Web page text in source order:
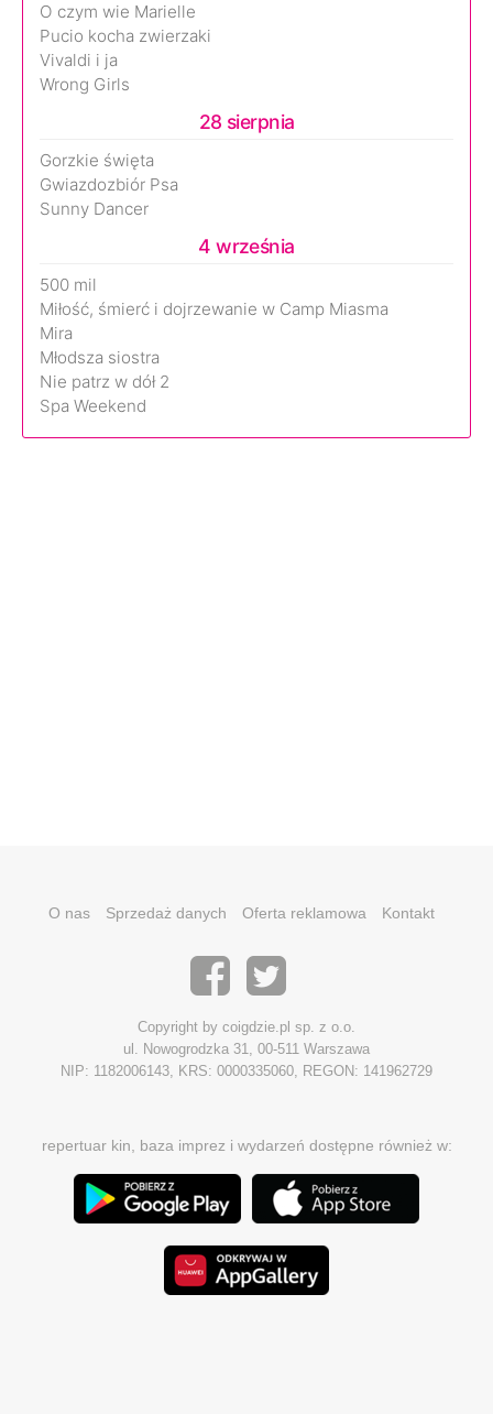
O czym wie Marielle
Pucio kocha zwierzaki
Vivaldi i ja
Wrong Girls
28 sierpnia
Gorzkie święta
Gwiazdozbiór Psa
Sunny Dancer
4 września
500 mil
Miłość, śmierć i dojrzewanie w Camp Miasma
Mira
Młodsza siostra
Nie patrz w dół 2
Spa Weekend
O nas Sprzedaż danych Oferta reklamowa Kontakt
Copyright by coigdzie.pl sp. z o.o.
ul. Nowogrodzka 31, 00-511 Warszawa
NIP: 1182006143, KRS: 0000335060, REGON: 141962729
repertuar kin, baza imprez i wydarzeń dostępne również w: